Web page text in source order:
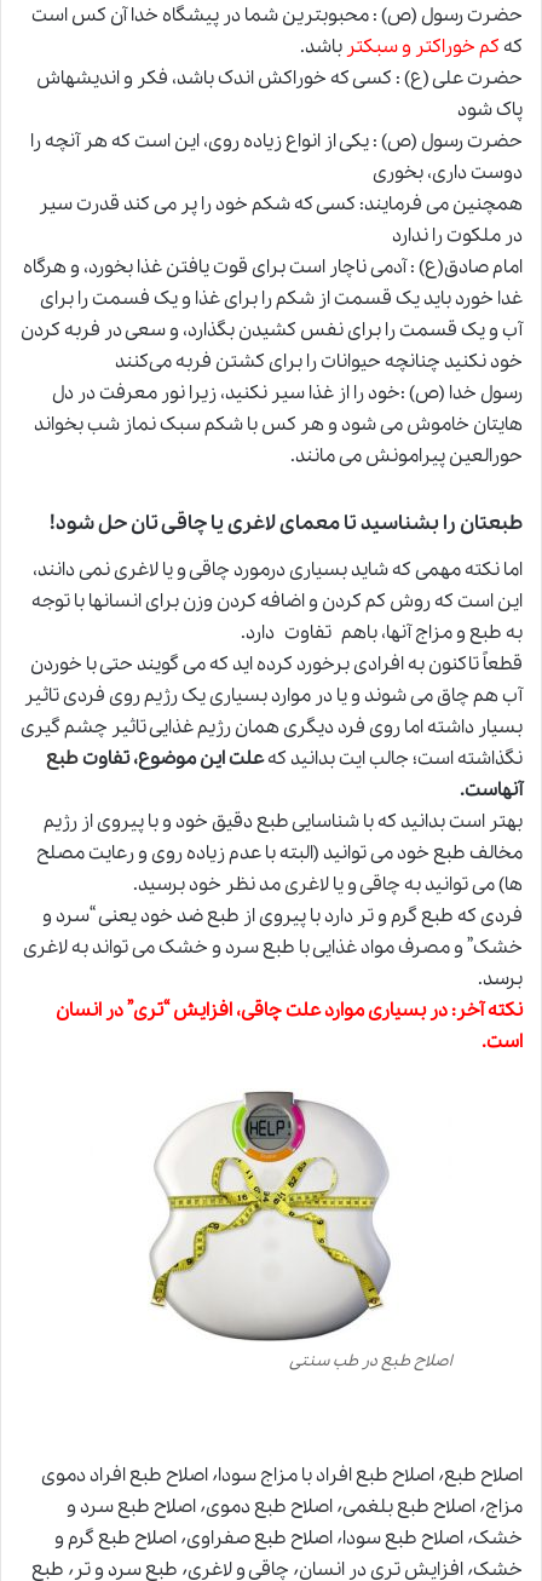
حضرت رسول (ص) : محبوبترین شما در پیشگاه خدا آن کس است
که کم خوراکتر و سبکتر باشد.
حضرت علی (ع) : کسی که خوراکش اندک باشد، فکر و اندیشه‏اش
پاک شود
حضرت رسول (ص) : یکی از انواع زیاده روی، این است که هر آنچه را
دوست داری، بخوری
همچنین می فرمایند: کسی که شکم خود را پر می کند قدرت سیر
در ملکوت را ندارد
امام صادق(ع) : آدمی ناچار است برای قوت یافتن غذا بخورد، و هرگاه
غدا خورد باید یک قسمت از شکم را برای غذا و یک فسمت را برای
آب و یک قسمت را برای نفس کشیدن بگذارد، و سعی در فربه کردن
خود نکنید چنانچه حیوانات را برای کشتن فربه می‌کنند
رسول خدا (ص) :خود را از غذا سیر نکنید، زیرانور معرفت در دل
هایتان خاموش می شود و هر کس با شکم سبک نماز شب بخواند
حورالعین پیرامونش می مانند.
طبعتان را بشناسید تا معمای لاغری یا چاقی تان حل شود!
اما نکته مهمی که شاید بسیاری درمورد چاقی و یا لاغری نمی دانند،
این است که روش کم کردن و اضافه کردن وزن برای انسانها با توجه
به طبع و مزاج آنها، باهم تفاوت دارد.
قطعاً تاکنون به افرادی برخورد کرده اید که می گویند حتی با خوردن
آب هم چاق می شوند و یا در موارد بسیاری یک رژیم روی فردی تاثیر
بسیار داشته اما روی فرد دیگری همان رژیم غذایی تاثیر چشم گیری
نگذاشته است؛ جالب ایت بدانید کهعلت این موضوع، تفاوتطبع
آنهاست.
بهتر است بدانید که با شناسایی طبع دقیق خود و با پیروی از رژیم
مخالف طبع خود می توانید (البته با عدم زیاده روی و رعایت مصلح
ها) می توانید به چاقیو یالاغریمد نظر خود برسید.
فردی که طبع گرم و تر دارد با پیروی از طبع ضد خود یعنی “سرد و
خشک” و مصرف مواد غذایی با طبع سرد و خشک می تواند به لاغری
برسد.
نکته آخر: در بسیاری موارد علت چاقی، افزایش “تری” در انسان
است.
اصلاح طبع در طب سنتی
اصلاح طبع٬ اصلاح طبع افراد با مزاج سودا٬ اصلاح طبع افراد دموی
مزاج٬ اصلاح طبع بلغمی٬ اصلاح طبع دموی٬ اصلاح طبع سرد و
خشک٬ اصلاح طبع سودا٬ اصلاح طبع صفراوی٬ اصلاح طبع گرم و
خشک٬ افزایش تری در انسان٬ چاقی و لاغری٬ طبع سرد و تر٬ طبع